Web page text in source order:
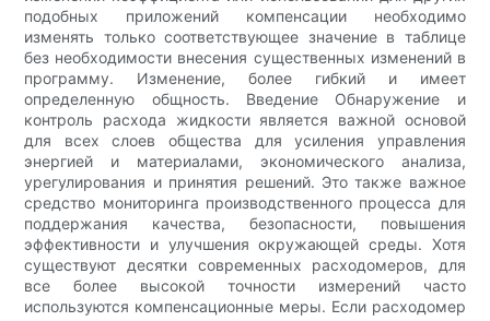
подобных приложений компенсации необходимо
изменять только соответствующее значение в таблице
без необходимости внесения существенных изменений в
программу. Изменение, более гибкий и имеет
определенную общность. Введение Обнаружение и
контроль расхода жидкости является важной основой
для всех слоев общества для усиления управления
энергией и материалами, экономического анализа,
урегулирования и принятия решений. Это также важное
средство мониторинга производственного процесса для
поддержания качества, безопасности, повышения
эффективности и улучшения окружающей среды. Хотя
существуют десятки современных расходомеров, для
все более высокой точности измерений часто
используются компенсационные меры. Если расходомер